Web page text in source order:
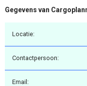
Gegevens van
Locatie:
Contactpersoon:
Email: